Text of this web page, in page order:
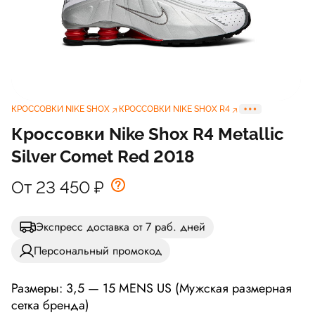
КРОССОВКИ NIKE SHOX КРОССОВКИ NIKE SHOX R4
Кроссовки Nike Shox R4 Metallic
Silver Comet Red 2018
От 23 450 ₽
Экспресс доставка от 7 раб. дней
Персональный промокод
Размеры: 3,5 — 15 MENS US (Мужская размерная
сетка бренда)